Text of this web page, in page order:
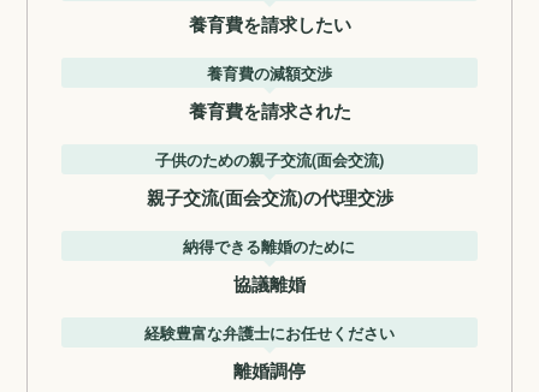
養育費を請求したい
養育費の減額交渉
養育費を請求された
子供のための親子交流(面会交流)
親子交流(面会交流)の代理交渉
納得できる離婚のために
協議離婚
経験豊富な弁護士にお任せください
離婚調停